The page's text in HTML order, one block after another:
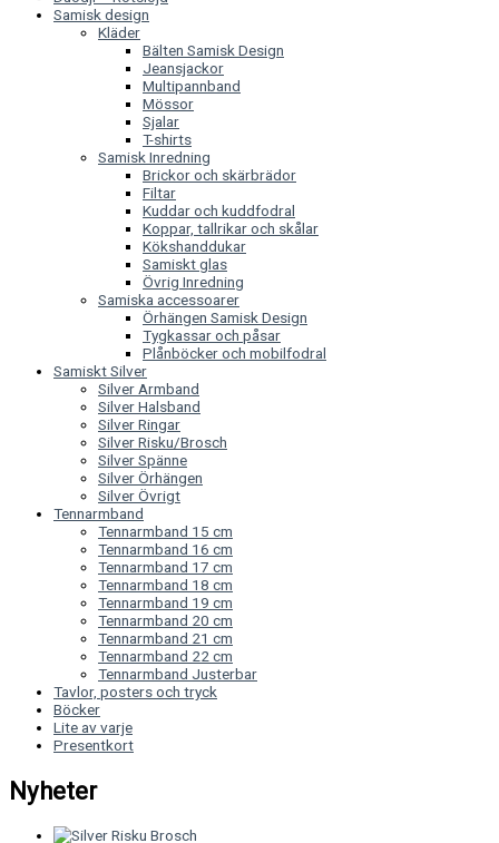
Samisk design
Kläder
Bälten Samisk Design
Jeansjackor
Multipannband
Mössor
Sjalar
T-shirts
Samisk Inredning
Brickor och skärbrädor
Filtar
Kuddar och kuddfodral
Koppar, tallrikar och skålar
Kökshanddukar
Samiskt glas
Övrig Inredning
Samiska accessoarer
Örhängen Samisk Design
Tygkassar och påsar
Plånböcker och mobilfodral
Samiskt Silver
Silver Armband
Silver Halsband
Silver Ringar
Silver Risku/Brosch
Silver Spänne
Silver Örhängen
Silver Övrigt
Tennarmband
Tennarmband 15 cm
Tennarmband 16 cm
Tennarmband 17 cm
Tennarmband 18 cm
Tennarmband 19 cm
Tennarmband 20 cm
Tennarmband 21 cm
Tennarmband 22 cm
Tennarmband Justerbar
Tavlor, posters och tryck
Böcker
Lite av varje
Presentkort
Nyheter